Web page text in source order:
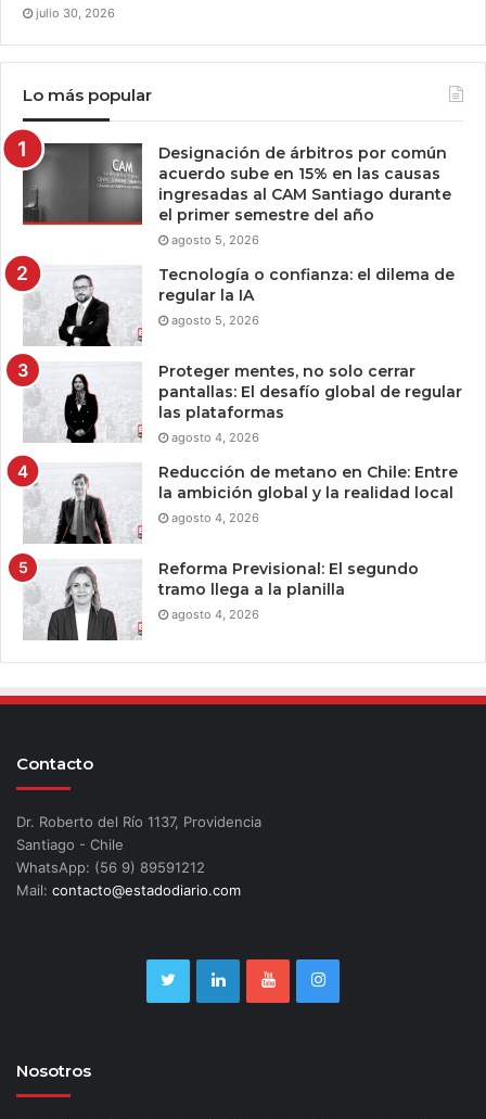
julio 30, 2026
Lo más popular
Designación de árbitros por común
acuerdo sube en 15% en las causas
ingresadas al CAM Santiago durante
el primer semestre del año
agosto 5, 2026
Tecnología o confianza: el dilema de
regular la IA
agosto 5, 2026
Proteger mentes, no solo cerrar
pantallas: El desafío global de regular
las plataformas
agosto 4, 2026
Reducción de metano en Chile: Entre
la ambición global y la realidad local
agosto 4, 2026
Reforma Previsional: El segundo
tramo llega a la planilla
agosto 4, 2026
Contacto
Dr. Roberto del Río 1137, Providencia
Santiago - Chile
WhatsApp: (56 9) 89591212
Mail: contacto@estadodiario.com
Nosotros